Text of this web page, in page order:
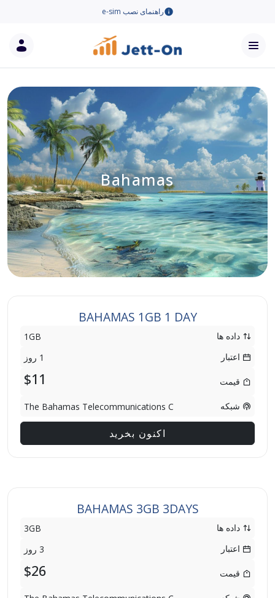
راهنمای نصب e-sim
Bahamas
BAHAMAS 1GB 1 DAY
داده ها
1GB
اعتبار
1 روز
قیمت $11
شبکه The Bahamas Telecommunications C
اکنون بخرید
BAHAMAS 3GB 3DAYS
داده ها
3GB
اعتبار
3 روز
قیمت $26